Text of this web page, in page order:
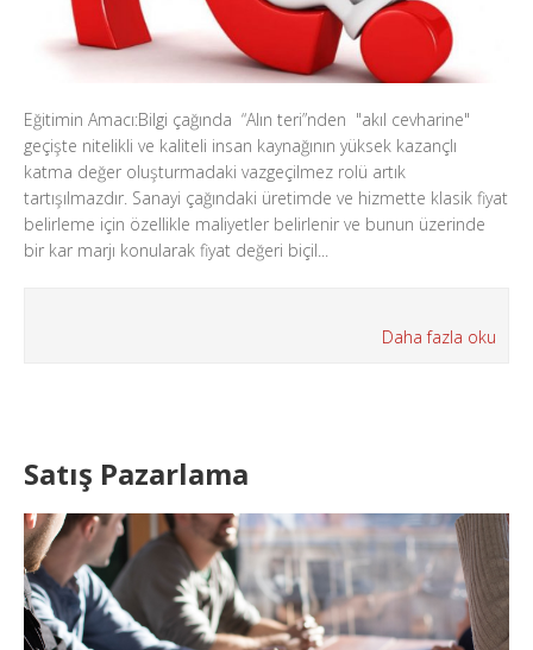
Eğitimin Amacı:Bilgi çağında “Alın teri”nden "akıl cevharine"
geçişte nitelikli ve kaliteli insan kaynağının yüksek kazançlı
katma değer oluşturmadaki vazgeçilmez rolü artık
tartışılmazdır. Sanayi çağındaki üretimde ve hizmette klasik fiyat
belirleme için özellikle maliyetler belirlenir ve bunun üzerinde
bir kar marjı konularak fiyat değeri biçil...
Daha fazla oku
Satış Pazarlama